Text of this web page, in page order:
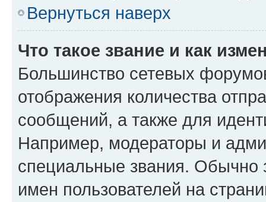
Вернуться наверх
Что такое звание и как
Большинство сетевых
отображения количества
сообщений, а также для
Например, модераторы и
специальные звания. Обычно
имен пользователей на